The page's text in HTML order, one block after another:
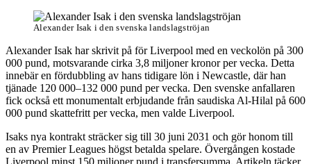
Alexander Isak i den svenska landslagströjan
Alexander Isak har skrivit på för Liverpool med en veckolön på 300
000 pund, motsvarande cirka 3,8 miljoner kronor per vecka. Detta
innebär en fördubbling av hans tidigare lön i Newcastle, där han
tjänade 120 000–132 000 pund per vecka. Den svenske anfallaren
fick också ett monumentalt erbjudande från saudiska Al-Hilal på 600
000 pund skattefritt per vecka, men valde Liverpool.
Isaks nya kontrakt sträcker sig till 30 juni 2031 och gör honom till
en av Premier Leagues högst betalda spelare. Övergången kostade